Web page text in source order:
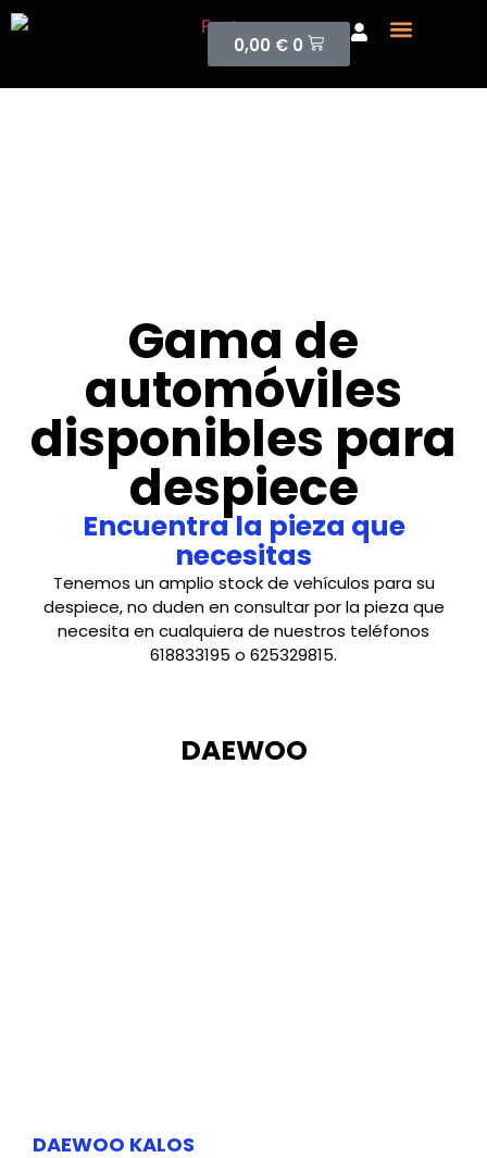
0,00 € 0
Gama de
automóviles
disponibles para
despiece
Encuentra la pieza que
necesitas
Tenemos un amplio stock de vehículos para su
despiece, no duden en consultar por la pieza que
necesita en cualquiera de nuestros teléfonos
618833195 o 625329815.
DAEWOO
DAEWOO KALOS